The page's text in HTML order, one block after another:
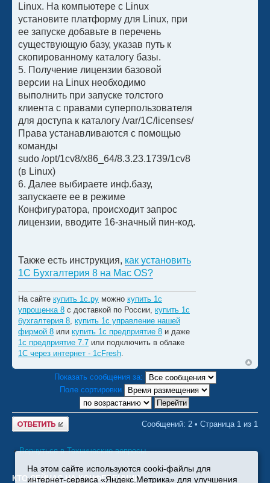
Linux. На компьютере с Linux
установите платформу для Linux, при
ее запуске добавьте в перечень
существующую базу, указав путь к
скопированному каталогу базы.
5. Получение лицензии базовой
версии на Linux необходимо
выполнить при запуске толстого
клиента с правами суперпользователя
для доступа к каталогу /var/1C/licenses/
Права устанавливаются с помощью
команды
sudo /opt/1cv8/x86_64/8.3.23.1739/1cv8
(в Linux)
6. Далее выбираете инф.базу,
запускаете ее в режиме
Конфигуратора, происходит запрос
лицензии, вводите 16-значный пин-код.
Также есть инструкция, как установить
1С Бухгалтерия 8 на Mac OS?
На сайте купить 1с.ру можно купить 1с
упрощенка 8 с доставкой по России, купить 1с
бухгалтерия 8, купить 1с управление нашей
фирмой 8 или купить 1с предприятие 8 и даже
1с предприятие 7.7 или подключить в облаке
1С через интернет - 1cFresh.
Показать сообщения за:
Поле сортировки
Ответить Сообщений: 2 • Страница 1 из 1
Вернуться в Технические вопросы
КТО СЕЙЧАС НА КОНФЕРЕНЦИИ
На этом сайте используются cooki-файлы для
интернет-сервиса «Яндекс.Метрика» для улучшения